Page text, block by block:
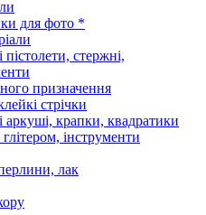
для фото *
пістолети, стержні,
призначення
стрічки
аркуші, крапки, квадратики
глітером, інструменти
лак